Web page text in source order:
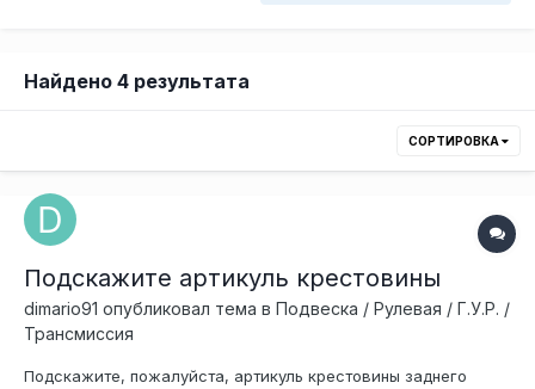
Найдено 4 результата
СОРТИРОВКА
Подскажите артикуль крестовины
dimario91 опубликовал тема в Подвеска / Рулевая / Г.У.Р. /
Трансмиссия
Подскажите, пожалуйста, артикуль крестовины заднего